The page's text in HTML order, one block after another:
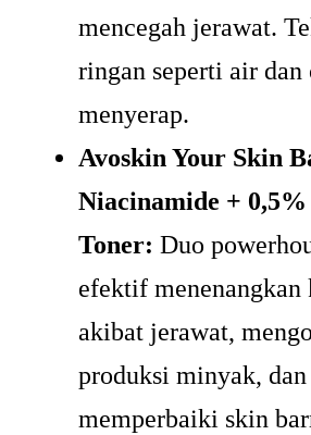
mencegah jerawat.
ringan seperti air dan
menyerap.
Avoskin Your Skin
Niacinamide +
Toner: Duo
efektif
akibat jerawat,
produksi minyak, dan
memperbaiki skin